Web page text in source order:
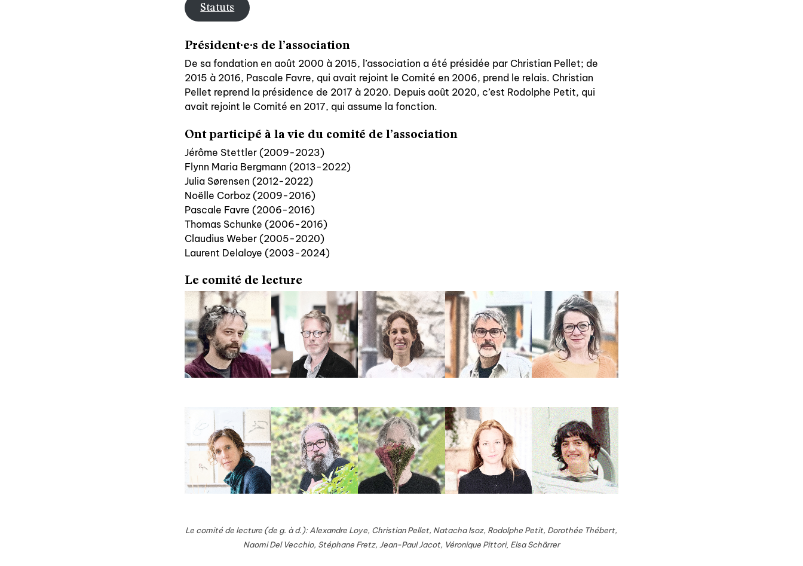
diffusion/librairies
manuscrits
Statuts
Président·e·s de l’association
De sa fondation en août 2000 à 2015, l’association a été présidée par Christian Pellet; de
2015 à 2016, Pascale Favre, qui avait rejoint le Comité en 2006, prend le relais. Christian
Pellet reprend la présidence de 2017 à 2020. Depuis août 2020, c’est Rodolphe Petit, qui
avait rejoint le Comité en 2017, qui assume la fonction.
Ont participé à la vie du comité de l’association
Jérôme Stettler (2009-2023)
Flynn Maria Bergmann (2013-2022)
Julia Sørensen (2012-2022)
Noëlle Corboz (2009-2016)
Pascale Favre (2006-2016)
Thomas Schunke (2006-2016)
Claudius Weber (2005-2020)
Laurent Delaloye (2003-2024)
Le comité de lecture
Le comité de lecture (de g. à d.):Alexandre Loye, Christian Pellet, Natacha Isoz, Rodolphe Petit, Dorothée Thébert,
Naomi Del Vecchio, Stéphane Fretz, Jean-Paul Jacot, Véronique Pittori, Elsa Schärrer